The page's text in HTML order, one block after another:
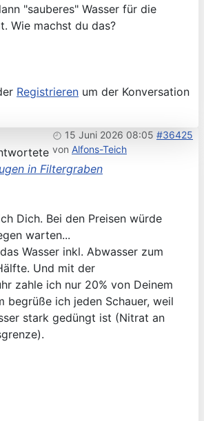
"sauberes" Wasser für die
Wie machst du das?
Registrieren um der Konversation
15 Juni 2026 08:05 #36425
von Alfons-Teich
in Filtergraben
Dich. Bei den Preisen würde
warten...
Wasser inkl. Abwasser zum
Und mit der
zahle ich nur 20% von Deinem
begrüße ich jeden Schauer, weil
stark gedüngt ist (Nitrat an